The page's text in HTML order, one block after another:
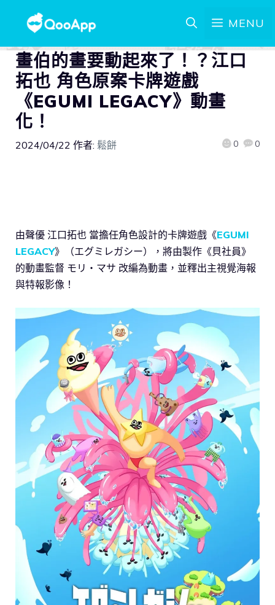
MENU
畫伯的畫要動起來了！？江口
拓也 角色原案卡牌遊戲
《EGUMI LEGACY》動畫
化！
2024/04/22 作者: 鬆餅 0 0
由聲優 江口拓也 當擔任角色設計的卡牌遊戲《EGUMI
LEGACY》（エグミレガシー），將由製作《貝社員》
的動畫監督 モリ・マサ 改編為動畫，並釋出主視覺海報
與特報影像！